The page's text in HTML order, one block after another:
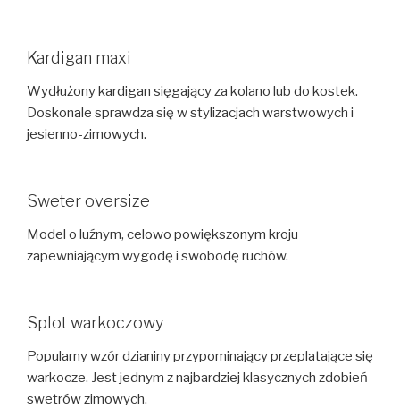
Kardigan maxi
Wydłużony kardigan sięgający za kolano lub do kostek.
Doskonale sprawdza się w stylizacjach warstwowych i
jesienno-zimowych.
Sweter oversize
Model o luźnym, celowo powiększonym kroju
zapewniającym wygodę i swobodę ruchów.
Splot warkoczowy
Popularny wzór dzianiny przypominający przeplatające się
warkocze. Jest jednym z najbardziej klasycznych zdobień
swetrów zimowych.